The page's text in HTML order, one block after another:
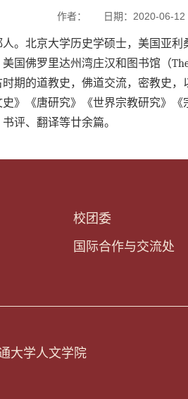
作者： 日期：2020-06-12
。北京大学历史学硕士，美国亚
国佛罗里达州湾庄汉和图书馆（
期的道教史，佛道交流，密教史
》《唐研究》《世界宗教研究》《
评、翻译等廿余篇。
校团委
国际合作与交流处
大学人文学院